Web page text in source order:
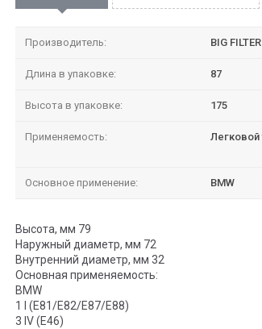
Производитель: BIG FILTER
Длина в упаковке: 87
Высота в упаковке: 175
Применяемость: Легковой
Основное применение: BMW
Высота, мм 79
Наружный диаметр, мм 72
Внутренний диаметр, мм 32
Основная применяемость:
BMW
1 I (E81/E82/E87/E88)
3 IV (E46)